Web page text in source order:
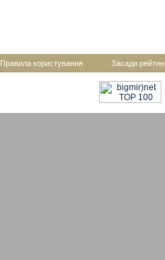
Правила користування Засади